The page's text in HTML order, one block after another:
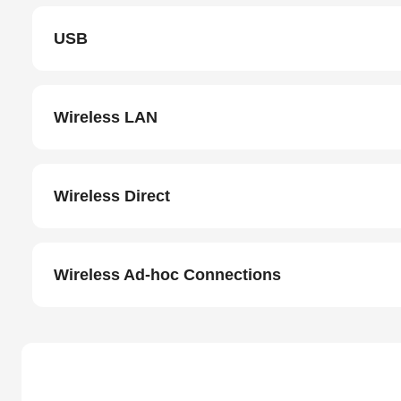
USB
Wireless LAN
Wireless Direct
Wireless Ad-hoc Connections